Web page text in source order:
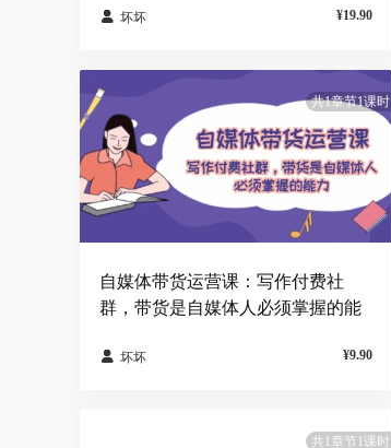
 坏坏 ¥19.90
共1章节1课时
自媒体带货运营课：写作付费社
群，带货是自媒体人必须掌握的能
 坏坏 ¥9.90
共1章节1课时